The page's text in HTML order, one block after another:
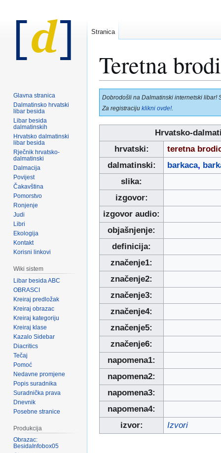
Teretna
Prijeđi
na
navigaciju
Prijeđi
na
pretraživanje
Dobrodošli na Dalmatinski internetski libar!
Za registraciju klikni ovde!
Hrvatsko-
hrvatski:
teretna
dalmatinski:
barkaca,
slika:
izgovor:
izgovor audio:
objašnjenje:
definicija:
značenje1:
značenje2:
značenje3:
značenje4:
značenje5:
značenje6:
napomena1:
napomena2:
napomena3:
napomena4:
izvor:
Izvori
Stranica
Glavna stranica
Dalmatinsko hrvatski
libar besida
Libar besida
dalmatinskih
Hrvatsko dalmatinski
libar besida
Rječnik hrvatsko-
dalmatinski
Dalmacija
Povijest
Čakavština
Pomorstvo
Ronjenje
Judi
Libri
Ekologija
Kontakt
Korisni linkovi
Wiki sistem
Libar besida ABC
OBRASCI
Kreiraj predložak
Kreiraj obrazac
Kreiraj kategoriju
Kreiraj klase
Kazalo Sidebar
Diacritics
Tečaj
Pomoć
Nedavne promjene
Popis suradnika
Suradnička prava
Dnevnik
Posebne stranice
Produkcija
Obrazac:
BesidaInfobox05